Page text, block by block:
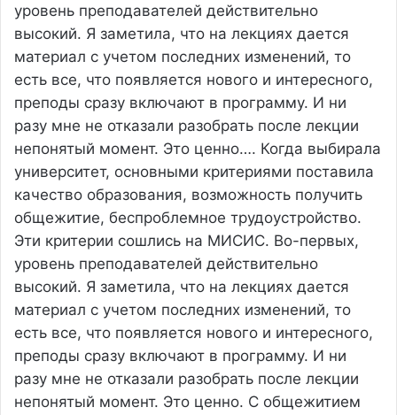
уровень преподавателей действительно
высокий. Я заметила, что на лекциях дается
материал с учетом последних изменений, то
есть все, что появляется нового и интересного,
преподы сразу включают в программу. И ни
разу мне не отказали разобрать после лекции
непонятый момент. Это ценно…. Когда выбирала
университет, основными критериями поставила
качество образования, возможность получить
общежитие, беспроблемное трудоустройство.
Эти критерии сошлись на МИСИС. Во-первых,
уровень преподавателей действительно
высокий. Я заметила, что на лекциях дается
материал с учетом последних изменений, то
есть все, что появляется нового и интересного,
преподы сразу включают в программу. И ни
разу мне не отказали разобрать после лекции
непонятый момент. Это ценно. С общежитием